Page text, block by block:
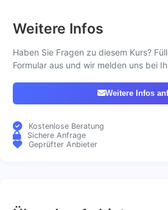
Weitere Infos
Haben Sie Fragen zu diesem Kurs?
Formular aus und wir melden uns bei
Weitere Infos
Kostenlose Beratung
Sichere Anfrage
Geprüfter Anbieter